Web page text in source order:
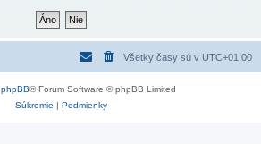
Všetky časy sú v UTC+01:00
phpBB® Forum Software © phpBB Limited
Súkromie | Podmienky